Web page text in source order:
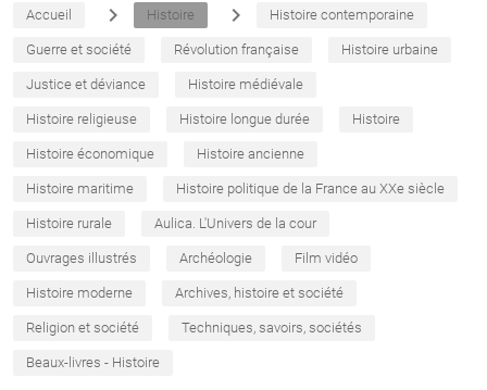
Accueil navigate_next Histoire navigate_next Histoire contemporaine
Guerre et société Révolution française Histoire urbaine
Justice et déviance Histoire médiévale
Histoire religieuse Histoire longue durée Histoire
Histoire économique Histoire ancienne
Histoire maritime Histoire politique de la France au XXe siècle
Histoire rurale Aulica. L'Univers de la cour
Ouvrages illustrés Archéologie Film vidéo
Histoire moderne Archives, histoire et société
Religion et société Techniques, savoirs, sociétés
Beaux-livres - Histoire